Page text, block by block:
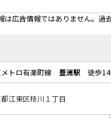
広告情報ではありません。過
メトロ有楽町線 豊洲駅 徒歩
江東区枝川１丁目